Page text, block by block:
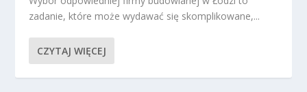
zadanie, które może wydawać się skomplikowane,...
CZYTAJ WIĘCEJ